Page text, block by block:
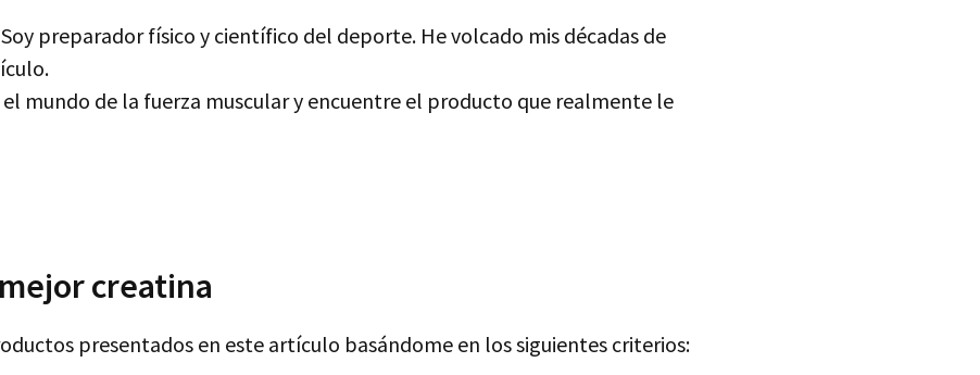
preparador físico y científico del deporte. He volcado mis décadas de
mundo de la fuerza muscular y encuentre el producto que realmente le
creatina
presentados en este artículo basándome en los siguientes criterios: